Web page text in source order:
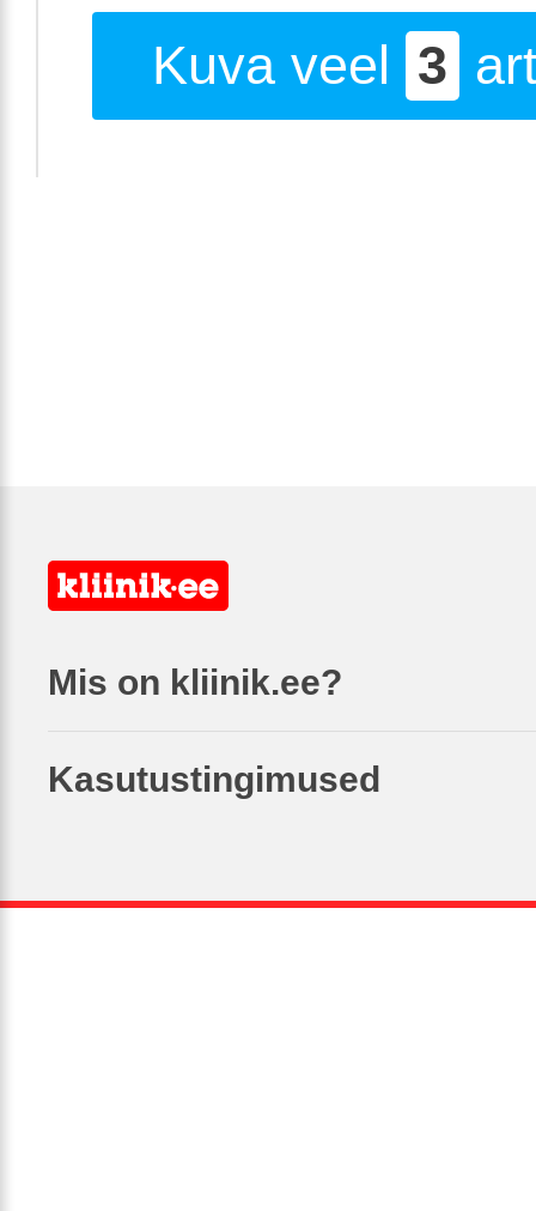
Kuva veel 3
Mis on kliinik.ee?
Kasutustingimused